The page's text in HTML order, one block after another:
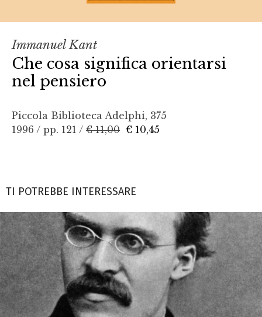
Immanuel Kant
Che cosa significa orientarsi
nel pensiero
Piccola Biblioteca Adelphi, 375
1996 / pp. 121 / € 11,00 € 10,45
TI POTREBBE INTERESSARE